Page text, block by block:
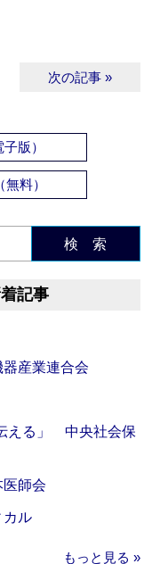
次の記事 »
版）
料）
検 索
記事
産業連合会
える」 中央社会保
師会
ル
もっと見る »